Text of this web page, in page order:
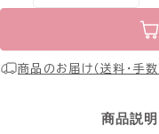
商品のお届け（送料・手
商品説明